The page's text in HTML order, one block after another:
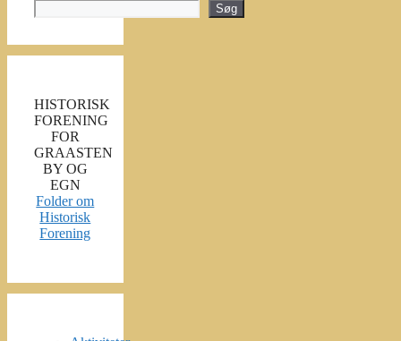
Søg
HISTORISK
FORENING
FOR
GRAASTEN
BY OG
EGN
Folder om
Historisk
Forening